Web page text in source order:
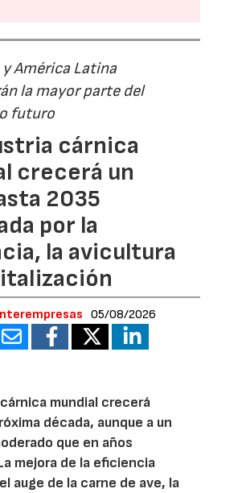
América Latina
la mayor parte del
futuro
cárnica
crecerá un
2035
por la
la avicultura
05/08/2026
mundial crecerá
década, aunque a un
que en años
mejora de la eficiencia
auge de la carne de ave, la